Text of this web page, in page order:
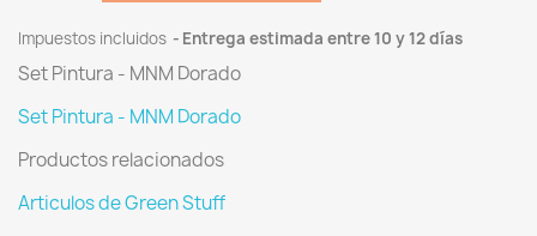
Impuestos incluidos Entrega estimada entre 10 y 12 días
Set Pintura - MNM Dorado
Set Pintura - MNM Dorado
Productos relacionados
Articulos de Green Stuff